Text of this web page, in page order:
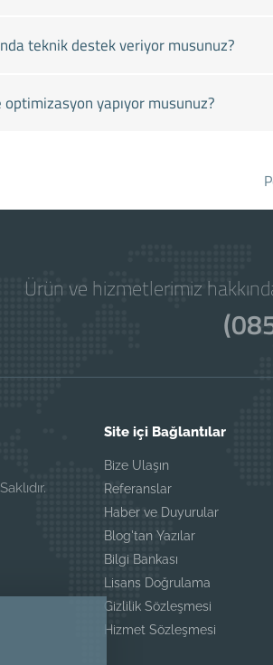
teknik destek veriyor musunuz?
yapıyor musunuz?
Ürün ve hizmetlerimiz
Site içi Bağlantılar
Bize Ulaşın
Referanslar
Haber ve Duyurular
Blog'tan Yazılar
Bilgi Bankası
Lisans Doğrulama
Gizlilik Sözleşmesi
Hizmet Sözleşmesi